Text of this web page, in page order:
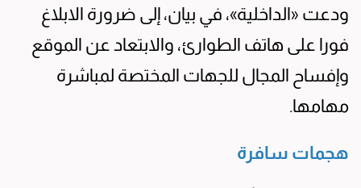
ودعت «الداخلية»، في بيان، إلى ضرورة الابلاغ
فورا على هاتف الطوارئ، والابتعاد عن الموقع
وإفساح المجال للجهات المختصة لمباشرة
مهامها.
هجمات سافرة